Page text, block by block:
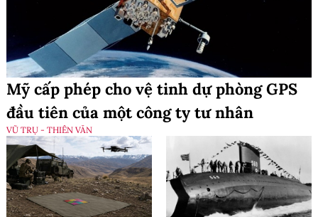
Mỹ cấp phép cho vệ tinh dự phòng GPS
đầu tiên của một công ty tư nhân
VŨ TRỤ - THIÊN VĂN